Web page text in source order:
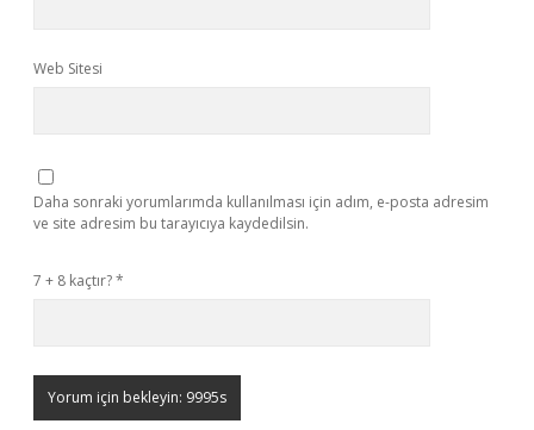
Web Sitesi
Daha sonraki yorumlarımda kullanılması için adım, e-posta adresim
ve site adresim bu tarayıcıya kaydedilsin.
7 + 8 kaçtır?*